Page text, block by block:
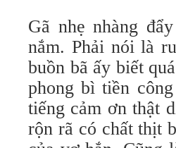
Gã nhẹ nhàng
nắm. Phải nói là
buồn bã ấy biết
phong bì tiền
tiếng cảm ơn thật
rộn rã có chất thịt